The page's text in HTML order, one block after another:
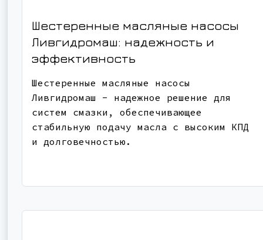
Шестеренные масляные насосы
Ливгидромаш: надежность и
эффективность
Шестеренные масляные насосы
Ливгидромаш - надежное решение для
систем смазки, обеспечивающее
стабильную подачу масла с высоким КПД
и долговечностью.